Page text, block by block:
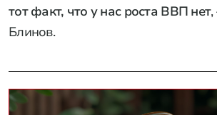
тот факт, что у нас роста ВВП нет
Блинов.